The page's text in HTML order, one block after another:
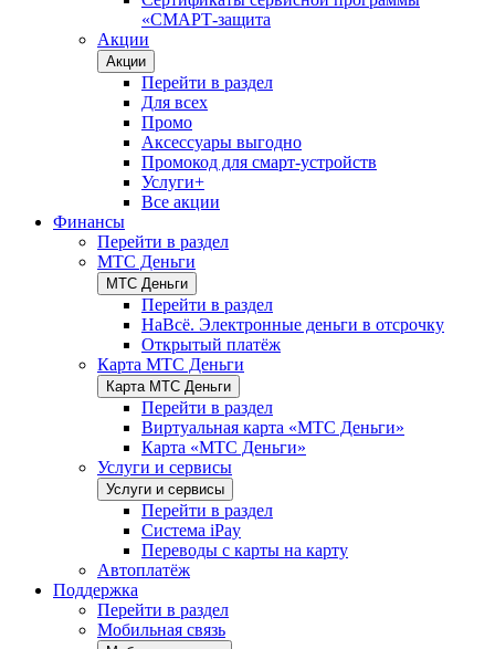
«СМАРТ-защита
Акции
Акции
Перейти в раздел
Для всех
Промо
Аксессуары выгодно
Промокод для смарт-устройств
Услуги+
Все акции
Финансы
Перейти в раздел
МТС Деньги
МТС Деньги
Перейти в раздел
НаВсё. Электронные деньги в отсрочку
Открытый платёж
Карта МТС Деньги
Карта МТС Деньги
Перейти в раздел
Виртуальная карта «МТС Деньги»
Карта «МТС Деньги»
Услуги и сервисы
Услуги и сервисы
Перейти в раздел
Система iPay
Переводы с карты на карту
Автоплатёж
Поддержка
Перейти в раздел
Мобильная связь